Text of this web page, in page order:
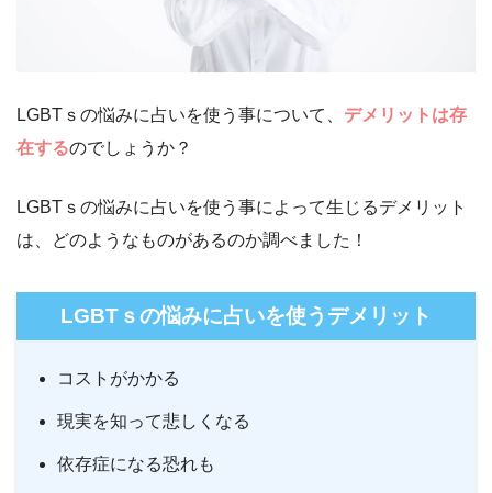
LGBTｓの悩みに占いを使う事について、 デメリットは存
在するのでしょうか？
LGBTｓの悩みに占いを使う事によって生じるデメリット
は、どのようなものがあるのか調べました！
LGBTｓの悩みに占いを使うデメリット
コストがかかる
現実を知って悲しくなる
依存症になる恐れも